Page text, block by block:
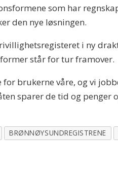
som har
den nye løsningen.
i ny
står for tur framover.
brukerne våre, og vi
sparer de tid og penger
BRØNNØYSUNDREGISTRENE